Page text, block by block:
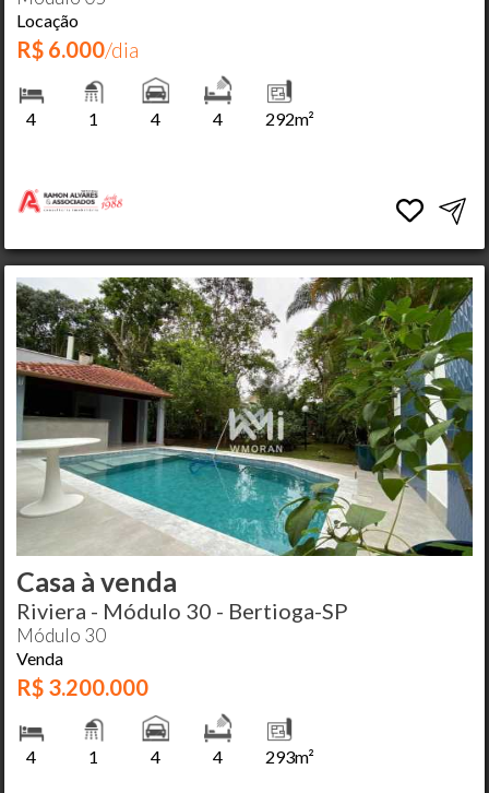
Locação
R$ 6.000/dia
4 1 4 4 292m²
Casa à venda
Riviera - Módulo 30 - Bertioga-SP
Módulo 30
Venda
R$ 3.200.000
4 1 4 4 293m²